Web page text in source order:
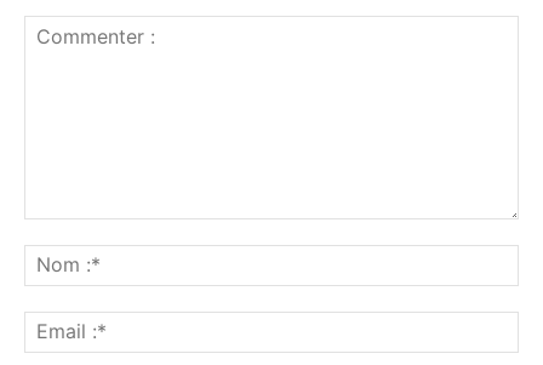
:*
:*